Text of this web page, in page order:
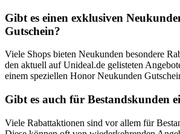
Gibt es einen exklusiven
Gutschein?
Viele Shops bieten Neukunden besondere
den aktuell auf Unideal.de gelisteten
einem speziellen Honor Neukunden
Gibt es auch für Bestandskunden
Viele Rabattaktionen sind vor allem für